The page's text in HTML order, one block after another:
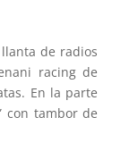
de radios
racing de
En la parte
con tambor de